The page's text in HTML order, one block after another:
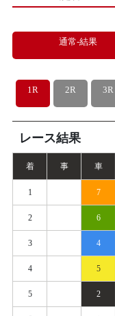
通常-結果
1R 2R 3R
レース結果
着 事 車
1 7
2 6
3 4
4 5
5 2